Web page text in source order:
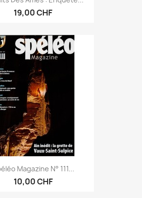
19,00 CHF
Magazine N° 111...
10,00 CHF